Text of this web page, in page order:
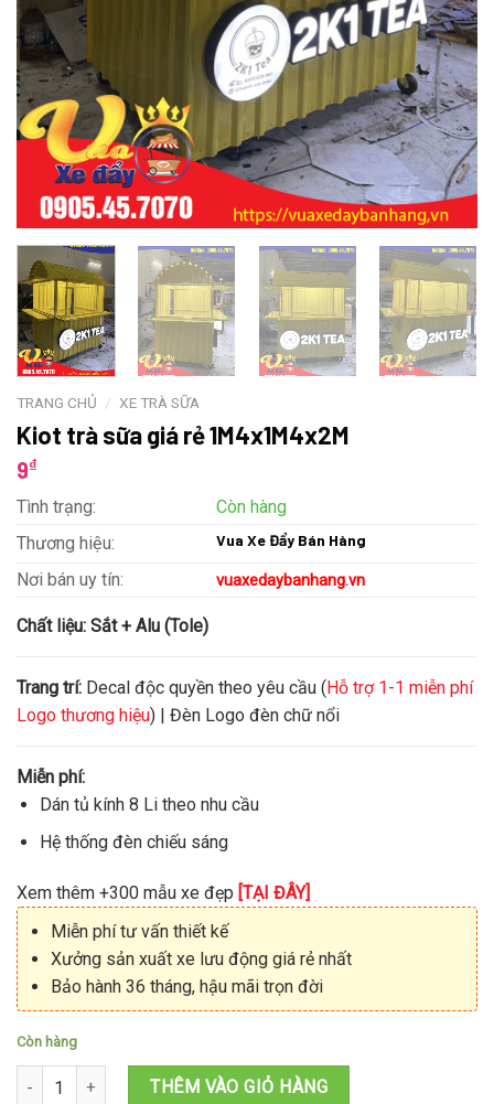
TRANG CHỦ / XE TRÀ SỮA
Kiot trà sữa giá rẻ 1M4x1M4x2M
9₫
Tình trạng:
Còn hàng
Thương hiệu:
Vua Xe Đẩy Bán Hàng
Nơi bán uy tín: vuaxedaybanhang.vn
Chất liệu: Sắt + Alu (Tole)
Trang trí: Decal độc quyền theo yêu cầu (Hỗ trợ 1-1 miễn phí
Logo thương hiệu) | Đèn Logo đèn chữ nổi
Miễn phí:
Dán tủ kính 8 Li theo nhu cầu
Hệ thống đèn chiếu sáng
Xem thêm +300 mẫu xe đẹp [TẠI ĐÂY]
Miễn phí tư vấn thiết kế
Xưởng sản xuất xe lưu động giá rẻ nhất
Bảo hành 36 tháng, hậu mãi trọn đời
Còn hàng
Kiot trà sữa giá rẻ 1M4x1M4x2M số lượng
THÊM VÀO GIỎ HÀNG